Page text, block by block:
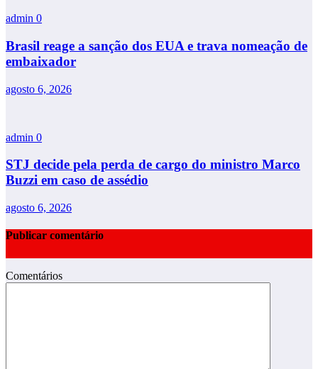
admin 0
Brasil reage a sanção dos EUA e trava nomeação de
embaixador
agosto 6, 2026
admin 0
STJ decide pela perda de cargo do ministro Marco
Buzzi em caso de assédio
agosto 6, 2026
Publicar comentário
Comentários